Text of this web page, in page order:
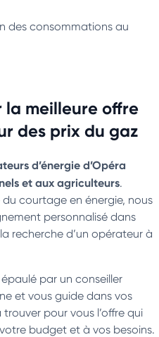
des consommations au
meilleure offre
des prix du gaz
d’énergie d’Opéra
et aux agriculteurs.
courtage en énergie, nous
personnalisé dans
recherche d’un opérateur à
par un conseiller
et vous guide dans vos
pour vous l’offre qui
budget et à vos besoins.